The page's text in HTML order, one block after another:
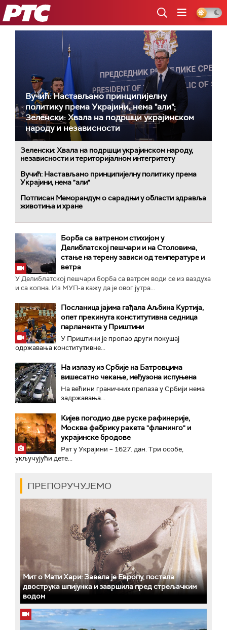
РТС
Вучић: Настављамо принципијелну
политику према Украјини, нема "али";
Зеленски: Хвала на подршци украјинском
народу и независности
Зеленски: Хвала на подршци украјинском народу,
независности и територијалном интегритету
Вучић: Настављамо принципијелну политику према
Украјини, нема "али"
Потписан Меморандум о сарадњи у области здравља
животиња и хране
Борба са ватреном стихијом у
Делиблатској пешчари и на Столовима,
стање на терену зависи од температуре и
ветра
У Делиблатској пешчари борба са ватром води се из ваздуха
и са копна. Из МУП-а кажу да је овог јутра...
Посланица јајима гађала Аљбина Куртија,
опет прекинута конститутивна седница
парламента у Приштини
У Приштини је пропао други покушај
одржавања конститутивне...
На излазу из Србије на Батровцима
вишесатно чекање, међузона испуњена
На већини граничних прелаза у Србији нема
задржавања...
Кијев погодио две руске рафинерије,
Москва фабрику ракета "фламинго" и
украјинске бродове
Рат у Украјини – 1627. дан. Три особе,
укључујући дете...
ПРЕПОРУЧУЈЕМО
Мит о Мати Хари: Завела је Европу, постала
двострука шпијунка и завршила пред стрељачким
водом